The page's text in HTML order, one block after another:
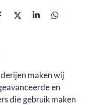
D
S
D
maken wij
en
die gebruik maken